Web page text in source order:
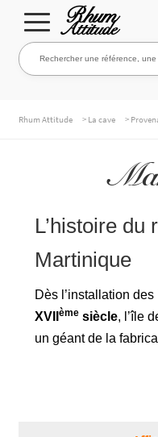
Aller
à
Aller
au
Rechercher une référence, une
MARQUES
Rhum Attitude > La cave >
L’histoire du
Martinique
Dès l’installation
XVII èmesiècle, l’île
un géant de la